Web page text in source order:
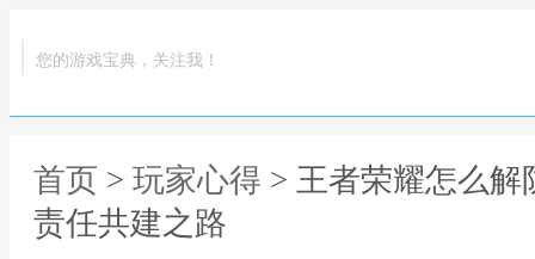
您的游戏宝典，关注我！
首页 > 玩家心得 > 王者荣耀怎么
责任共建之路